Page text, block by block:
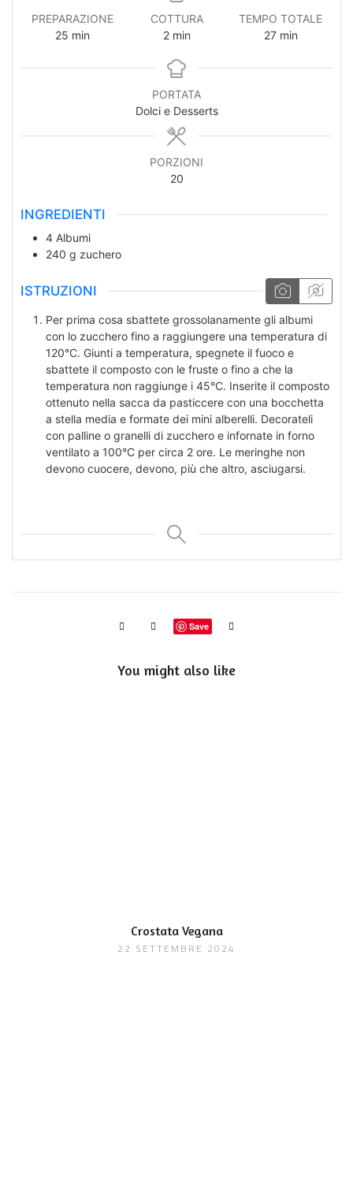
PREPARAZIONE
25 minuti
min
COTTURA
2minuti
min
TEMPO TOTALE
27minuti
min
PORTATA
Dolci e Desserts
PORZIONI
20
INGREDIENTI
4 Albumi
240 g zuchero
ISTRUZIONI
Per prima cosa sbattete grossolanamente gli albumi
con lo zucchero fino a raggiungere una temperatura di
120°C. Giunti a temperatura, spegnete il fuoco e
sbattete il composto con le fruste o fino a che la
temperatura non raggiunge i 45°C. Inserite il composto
ottenuto nella sacca da pasticcere con una bocchetta
a stella media e formate dei mini alberelli. Decorateli
con palline o granelli di zucchero e infornate in forno
ventilato a 100°C per circa 2 ore. Le meringhe non
devono cuocere, devono, più che altro, asciugarsi.
Save
You might also like
Crostata Vegana
22 SETTEMBRE 2024